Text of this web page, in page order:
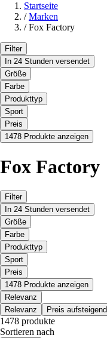
Startseite
/ Marken
/ Fox Factory
Filter
In 24 Stunden versendet
Größe
Farbe
Produkttyp
Sport
Preis
1478 Produkte anzeigen
Fox Factory
Filter
In 24 Stunden versendet
Größe
Farbe
Produkttyp
Sport
Preis
1478 Produkte anzeigen
Relevanz
Relevanz
Preis aufsteigend
1478 produkte
Sortieren nach